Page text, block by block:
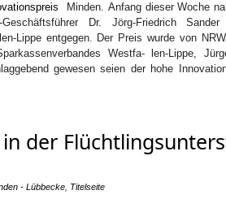
Minden. Anfang dieser Woche
Dr. Jörg-Friedrich
Lippe entgegen. Der Preis wurde von
Westfa- len-Lippe,
gewesen seien der hohe
der
- Lübbecke Titelseite